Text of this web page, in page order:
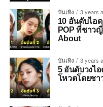
บันเทิง 3 years
10 อันดับไอ
POP ที่ชาว
About
บันเทิง 3 years
5 อันดับวงไ
โหวตโดยชา